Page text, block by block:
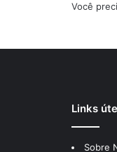
Você
Links
Sobre